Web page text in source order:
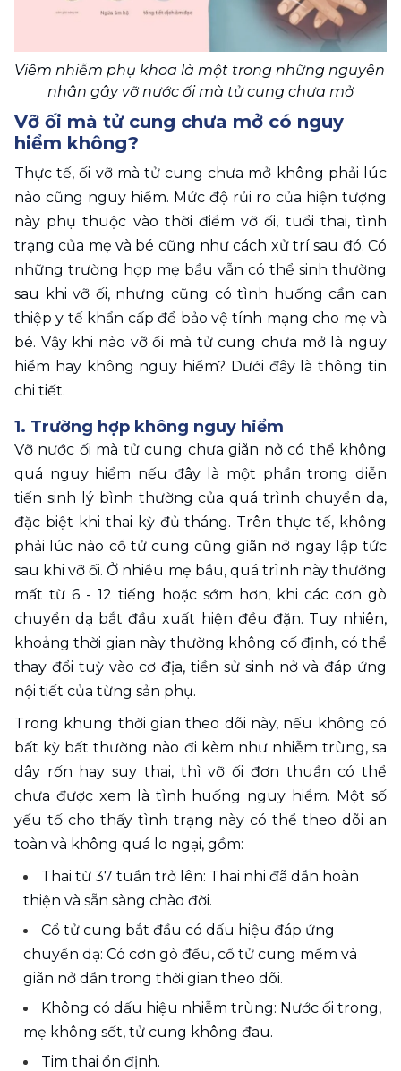
Viêm nhiễm phụ khoa là một trong những nguyên
nhân gây vỡ nước ối mà tử cung chưa mở
Vỡ ối mà tử cung chưa mở có nguy
hiểm không?
Thực tế, ối vỡ mà tử cung chưa mở không phải lúc
nào cũng nguy hiểm. Mức độ rủi ro của hiện tượng
này phụ thuộc vào thời điểm vỡ ối, tuổi thai, tình
trạng của mẹ và bé cũng như cách xử trí sau đó. Có
những trường hợp mẹ bầu vẫn có thể sinh thường
sau khi vỡ ối, nhưng cũng có tình huống cần can
thiệp y tế khẩn cấp để bảo vệ tính mạng cho mẹ và
bé. Vậy khi nào vỡ ối mà tử cung chưa mở là nguy
hiểm hay không nguy hiểm? Dưới đây là thông tin
chi tiết.
1. Trường hợp không nguy hiểm
Vỡ nước ối mà tử cung chưa giãn nở có thể không
quá nguy hiểm nếu đây là một phần trong diễn
tiến sinh lý bình thường của quá trình chuyển dạ,
đặc biệt khi thai kỳ đủ tháng. Trên thực tế, không
phải lúc nào cổ tử cung cũng giãn nở ngay lập tức
sau khi vỡ ối. Ở nhiều mẹ bầu, quá trình này thường
mất từ 6 - 12 tiếng hoặc sớm hơn, khi các cơn gò
chuyển dạ bắt đầu xuất hiện đều đặn. Tuy nhiên,
khoảng thời gian này thường không cố định, có thể
thay đổi tuỳ vào cơ địa, tiền sử sinh nở và đáp ứng
nội tiết của từng sản phụ.
Trong khung thời gian theo dõi này, nếu không có
bất kỳ bất thường nào đi kèm như nhiễm trùng, sa
dây rốn hay suy thai, thì vỡ ối đơn thuần có thể
chưa được xem là tình huống nguy hiểm. Một số
yếu tố cho thấy tình trạng này có thể theo dõi an
toàn và không quá lo ngại, gồm:
Thai từ 37 tuần trở lên: Thai nhi đã dần hoàn
thiện và sẵn sàng chào đời.
Cổ tử cung bắt đầu có dấu hiệu đáp ứng
chuyển dạ: Có cơn gò đều, cổ tử cung mềm và
giãn nở dần trong thời gian theo dõi.
Không có dấu hiệu nhiễm trùng: Nước ối trong,
mẹ không sốt, tử cung không đau.
Tim thai ổn định.